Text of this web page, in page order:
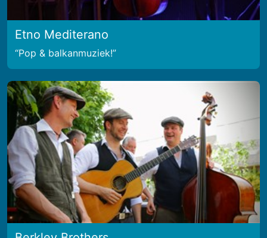
Etno Mediterano
Pop & balkanmuziek!